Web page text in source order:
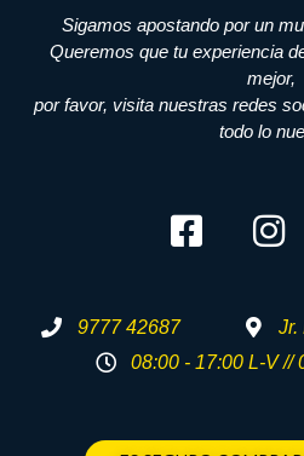
Sigamos apostando por un
Queremos que tu experiencia
mejor,
por favor, visita nuestras redes
todo lo
9777 42687
Jr.
08:00 - 17:00 L-V //